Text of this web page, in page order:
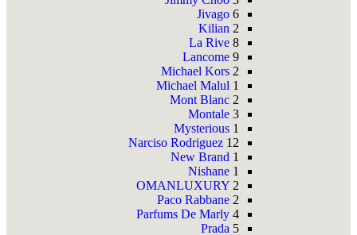
Jivago 6
Kilian 2
La Rive 8
Lancome 9
Michael Kors 2
Michael Malul 1
Mont Blanc 2
Montale 3
Mysterious 1
Narciso Rodriguez 12
New Brand 1
Nishane 1
OMANLUXURY 2
Paco Rabbane 2
Parfums De Marly 4
Prada 5